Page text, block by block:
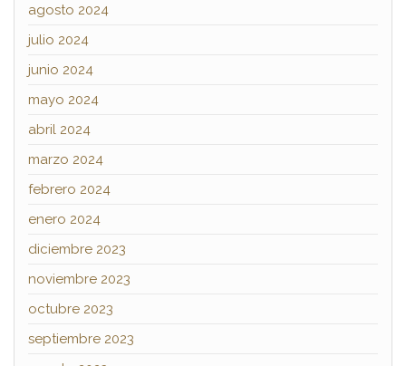
agosto 2024
julio 2024
junio 2024
mayo 2024
abril 2024
marzo 2024
febrero 2024
enero 2024
diciembre 2023
noviembre 2023
octubre 2023
septiembre 2023